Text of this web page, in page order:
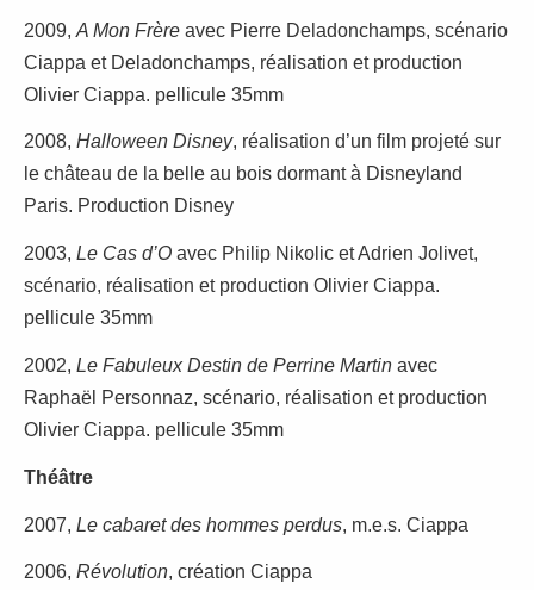
2009, A Mon Frère avec Pierre Deladonchamps, scénario
Ciappa et Deladonchamps, réalisation et production
Olivier Ciappa. pellicule 35mm
2008, Halloween Disney, réalisation d’un film projeté sur
le château de la belle au bois dormant à Disneyland
Paris. Production Disney
2003, Le Cas d’O avec Philip Nikolic et Adrien Jolivet,
scénario, réalisation et production Olivier Ciappa.
pellicule 35mm
2002, Le Fabuleux Destin de Perrine Martin avec
Raphaël Personnaz, scénario, réalisation et production
Olivier Ciappa. pellicule 35mm
Théâtre
2007, Le cabaret des hommes perdus, m.e.s. Ciappa
2006, Révolution, création Ciappa